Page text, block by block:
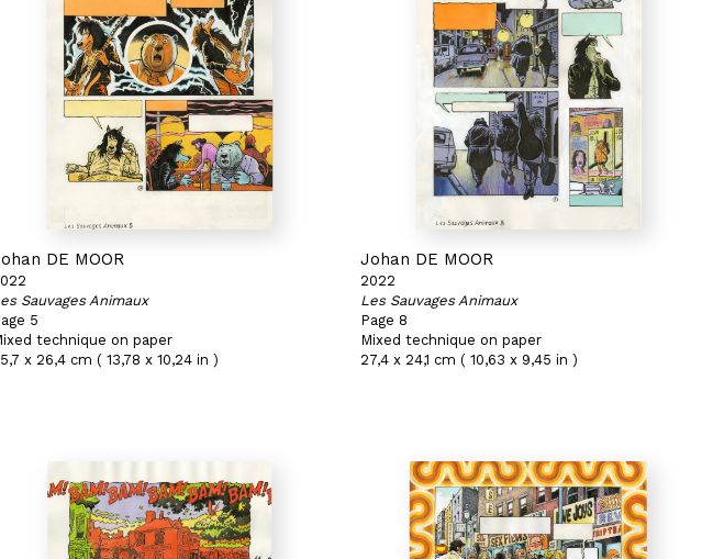
DE MOOR
Sauvages Animaux
5
technique on paper
x 26,4 cm ( 13,78 x 10,24 in )
Johan DE MOOR
2022
Les Sauvages Animaux
Page 8
Mixed technique on paper
27,4 x 24,1 cm ( 10,63 x 9,45 in )